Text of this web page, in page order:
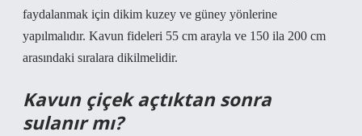
faydalanmak için dikim kuzey ve güney yönlerine
yapılmalıdır. Kavun fideleri 55 cm arayla ve 150 ila 200 cm
arasındaki sıralara dikilmelidir.
Kavun çiçek açtıktan sonra
sulanır mı?